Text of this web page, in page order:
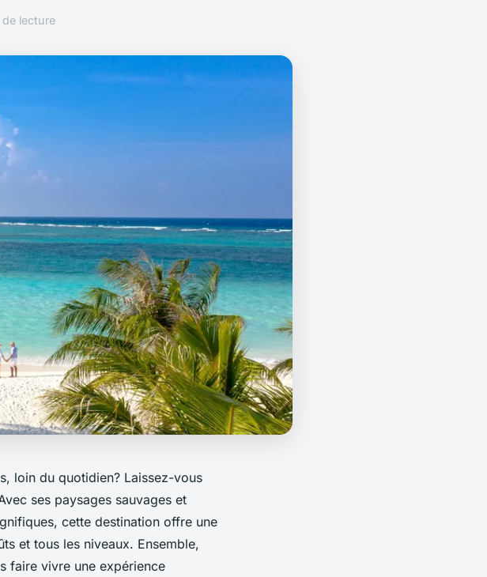
lecture
loin du quotidien? Laissez-vous
ses paysages sauvages et
cette destination offre une
et tous les niveaux. Ensemble,
faire vivre une expérience